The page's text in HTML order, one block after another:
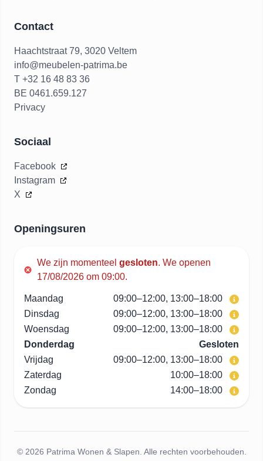
Contact
Haachtstraat 79, 3020 Veltem
info@meubelen-patrima.be
T +32 16 48 83 36
BE 0461.659.127
Privacy
Sociaal
Facebook
Instagram
X
Openingsuren
We zijn momenteelgesloten.We openen
17/08/2026 om 09:00.
Maandag
09:00–12:00, 13:00–18:00
Dinsdag
09:00–12:00, 13:00–18:00
Woensdag
09:00–12:00, 13:00–18:00
Donderdag
Gesloten
Vrijdag
09:00–12:00, 13:00–18:00
Zaterdag
10:00–18:00
Zondag
14:00–18:00
© 2026 Patrima Wonen & Slapen. Alle rechten voorbehouden.